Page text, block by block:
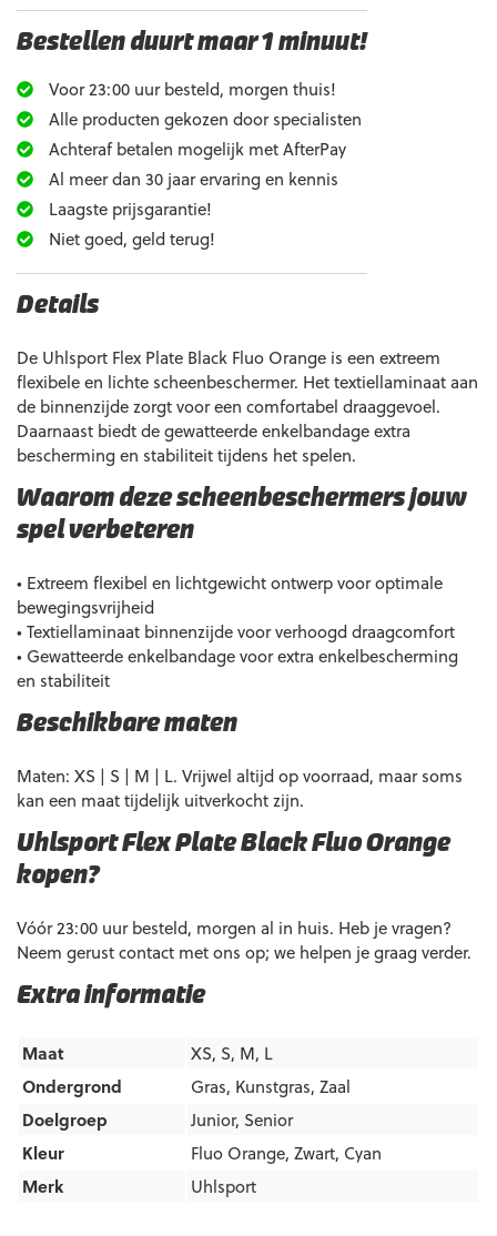
Bestellen duurt maar 1 minuut!
Voor 23:00 uur besteld, morgen thuis!
Alle producten gekozen door specialisten
Achteraf betalen mogelijk met AfterPay
Al meer dan 30 jaar ervaring en kennis
Laagste prijsgarantie!
Niet goed, geld terug!
Extra informatie
Maat
XS, S, M, L
Ondergrond
Gras, Kunstgras, Zaal
Doelgroep
Junior, Senior
Kleur
Fluo Orange, Zwart, Cyan
Merk
Uhlsport
Details
De Uhlsport Flex Plate Black Fluo Orange is een extreem
flexibele en lichte scheenbeschermer. Het textiellaminaat aan
de binnenzijde zorgt voor een comfortabel draaggevoel.
Daarnaast biedt de gewatteerde enkelbandage extra
bescherming en stabiliteit tijdens het spelen.
Waarom deze scheenbeschermers jouw
spel verbeteren
• Extreem flexibel en lichtgewicht ontwerp voor optimale
bewegingsvrijheid
• Textiellaminaat binnenzijde voor verhoogd draagcomfort
• Gewatteerde enkelbandage voor extra enkelbescherming
en stabiliteit
Beschikbare maten
Maten: XS | S | M | L. Vrijwel altijd op voorraad, maar soms
kan een maat tijdelijk uitverkocht zijn.
Uhlsport Flex Plate Black Fluo Orange
kopen?
Vóór 23:00 uur besteld, morgen al in huis. Heb je vragen?
Neem gerust contact met ons op; we helpen je graag verder.